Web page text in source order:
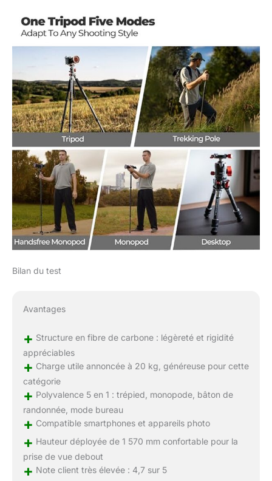
Bilan du test
Avantages
+ Structure en fibre de carbone : légèreté et rigidité
appréciables
+ Charge utile annoncée à 20 kg, généreuse pour cette
catégorie
+ Polyvalence 5 en 1 : trépied, monopode, bâton de
randonnée, mode bureau
+ Compatible smartphones et appareils photo
+ Hauteur déployée de 1 570 mm confortable pour la
prise de vue debout
+ Note client très élevée : 4,7 sur 5